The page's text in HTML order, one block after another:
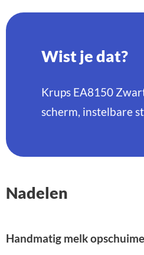
Wist je dat?
Krups EA8150
scherm, instelbare
Nadelen
Handmatig melk